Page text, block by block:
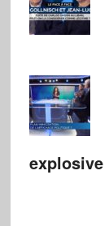
explosive